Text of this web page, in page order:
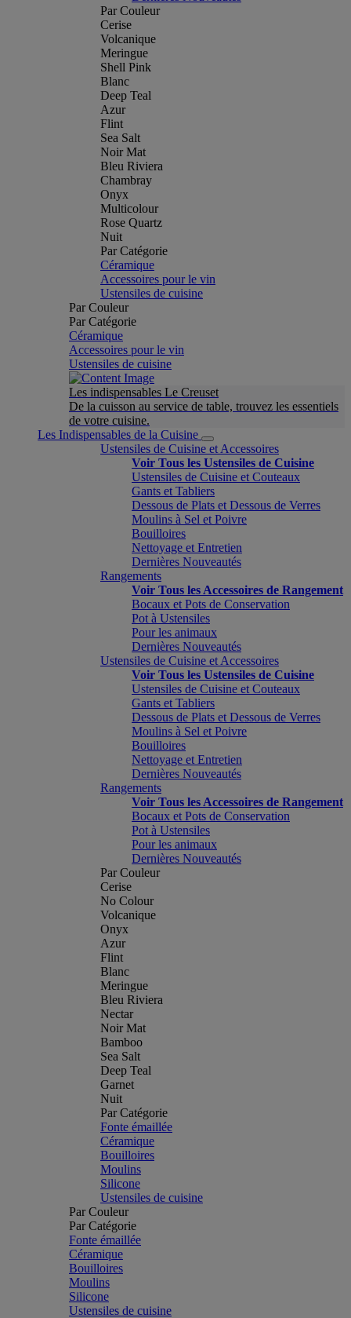
Par Couleur
Cerise
Volcanique
Meringue
Shell Pink
Blanc
Deep Teal
Azur
Flint
Sea Salt
Noir Mat
Bleu Riviera
Chambray
Onyx
Multicolour
Rose Quartz
Nuit
Par Catégorie
Céramique
Accessoires pour le vin
Ustensiles de cuisine
Par Couleur
Par Catégorie
Céramique
Accessoires pour le vin
Ustensiles de cuisine
Les indispensables Le Creuset
De la cuisson au service de table, trouvez les essentiels
de votre cuisine.
Les Indispensables de la Cuisine
Ustensiles de Cuisine et Accessoires
Voir Tous les Ustensiles de Cuisine
Ustensiles de Cuisine et Couteaux
Gants et Tabliers
Dessous de Plats et Dessous de Verres
Moulins à Sel et Poivre
Bouilloires
Nettoyage et Entretien
Dernières Nouveautés
Rangements
Voir Tous les Accessoires de Rangement
Bocaux et Pots de Conservation
Pot à Ustensiles
Pour les animaux
Dernières Nouveautés
Ustensiles de Cuisine et Accessoires
Voir Tous les Ustensiles de Cuisine
Ustensiles de Cuisine et Couteaux
Gants et Tabliers
Dessous de Plats et Dessous de Verres
Moulins à Sel et Poivre
Bouilloires
Nettoyage et Entretien
Dernières Nouveautés
Rangements
Voir Tous les Accessoires de Rangement
Bocaux et Pots de Conservation
Pot à Ustensiles
Pour les animaux
Dernières Nouveautés
Par Couleur
Cerise
No Colour
Volcanique
Onyx
Azur
Flint
Blanc
Meringue
Bleu Riviera
Nectar
Noir Mat
Bamboo
Sea Salt
Deep Teal
Garnet
Nuit
Par Catégorie
Fonte émaillée
Céramique
Bouilloires
Moulins
Silicone
Ustensiles de cuisine
Par Couleur
Par Catégorie
Fonte émaillée
Céramique
Bouilloires
Moulins
Silicone
Ustensiles de cuisine